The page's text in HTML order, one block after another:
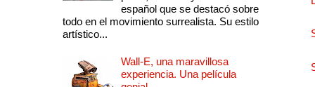
español que se destacó sobre
todo en el movimiento surrealista. Su estilo
artístico...
Wall-E, una maravillosa
experiencia. Una película